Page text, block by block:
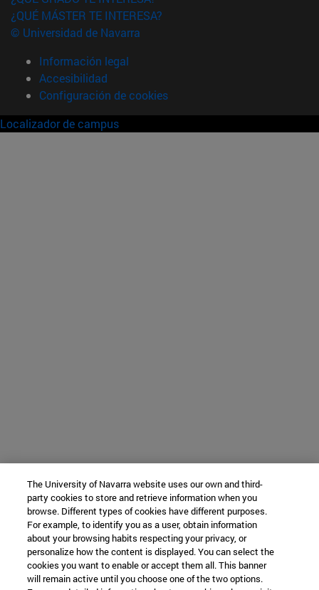
¿QUÉ MÁSTER TE INTERESA?
© Universidad de Navarra
Información legal
Accesibilidad
Configuración de cookies
Localizador de campus
The University of Navarra website uses our own and third-
party cookies to store and retrieve information when you
browse. Different types of cookies have different purposes.
For example, to identify you as a user, obtain information
about your browsing habits respecting your privacy, or
personalize how the content is displayed. You can select the
cookies you want to enable or accept them all. This banner
will remain active until you choose one of the two options.